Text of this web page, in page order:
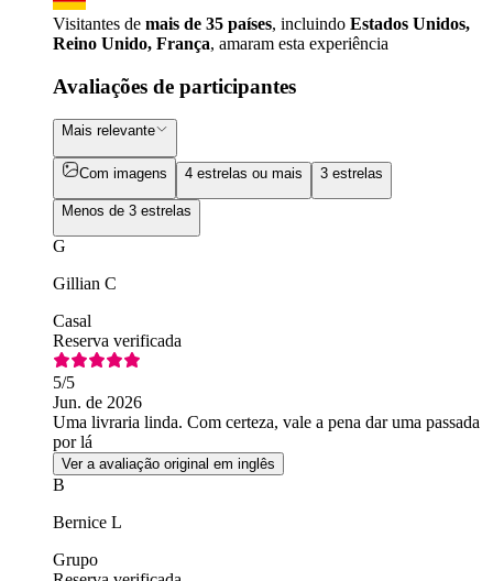
Visitantes de mais de 35 países, incluindo Estados Unidos,
Reino Unido, França, amaram esta experiência
Avaliações de participantes
Mais relevante
Com imagens 4 estrelas ou mais 3 estrelas
Menos de 3 estrelas
G
Gillian C
Casal
Reserva verificada
5/5
Jun. de 2026
Uma livraria linda. Com certeza, vale a pena dar uma passada
por lá
Ver a avaliação original em inglês
B
Bernice L
Grupo